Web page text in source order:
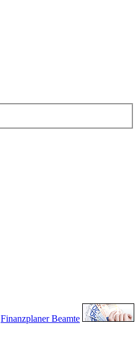
Finanzplaner Beamte